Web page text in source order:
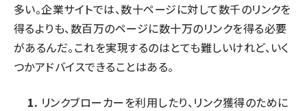
多い。企業サイトでは、数十ページに対して数千のリンクを
得るよりも、数百万のページに数十万のリンクを得る必要
があるんだ。これを実現するのはとても難しいけれど、いく
つかアドバイスできることはある。
リンクブローカーを利用したり、リンク獲得のために